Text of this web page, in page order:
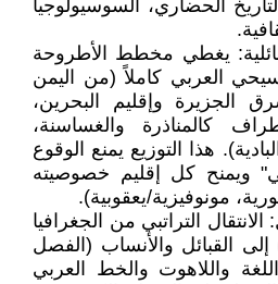
الحضاري، السوسيولوجيا
يغطي مخطط الأطروحة
العربي كاملاً (من اليمن
الجزيرة وإقليم البحرين،
كالمناذرة والغساسنة،
هذا التوزيع يمنع الوقوع
ويمنح كل إقليم خصوصيته
مونوفيزية/يعقوبية).
التراتبي من الجغرافيا
القبائل والأنساب (الفصل
واللاهوت والخط العربي